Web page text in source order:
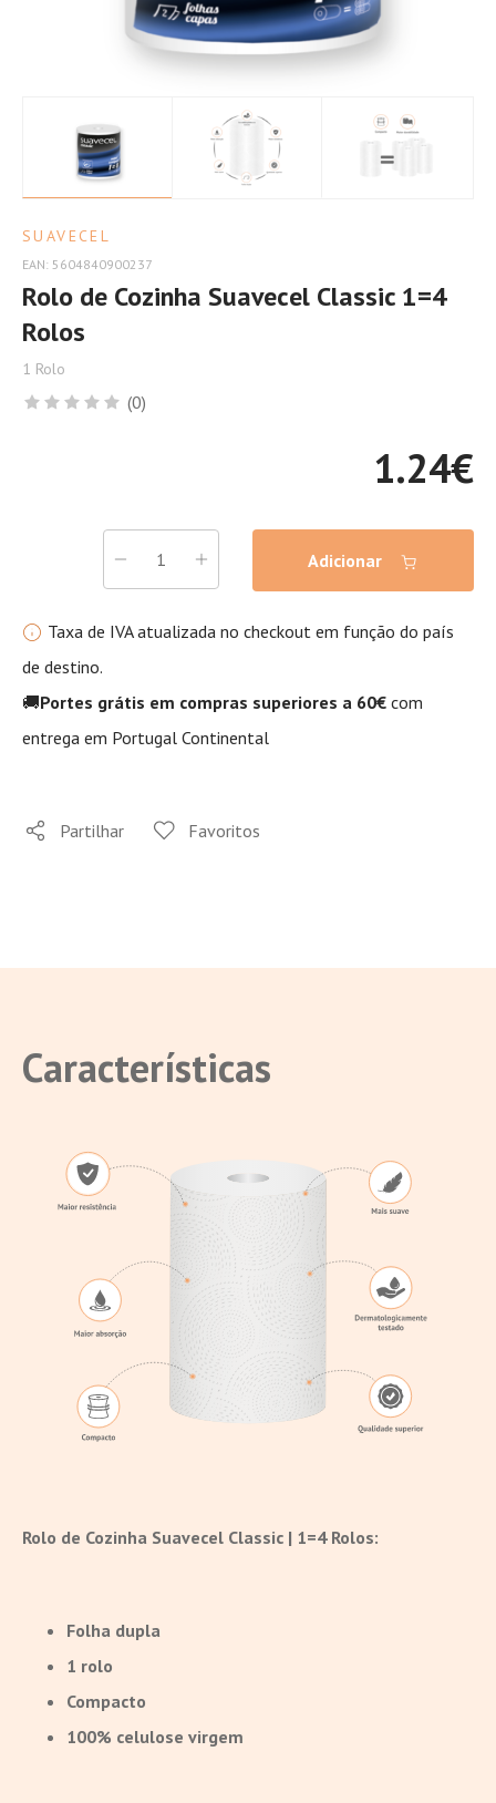
SUAVECEL
EAN: 5604840900237
Rolo de Cozinha Suavecel Classic 1=4
Rolos
1 Rolo
(0)
1.24€
Adicionar
Taxa de IVA atualizada no checkout em função do país
de destino.
🚚Portes grátis em compras superiores a 60€ com
entrega em Portugal Continental
Partilhar Favoritos
Características
Rolo de Cozinha Suavecel Classic | 1=4 Rolos:
Folha dupla
1 rolo
Compacto
100% celulose virgem
Economia